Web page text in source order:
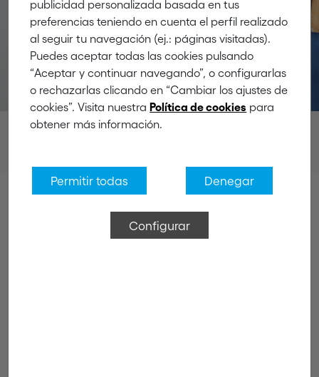
publicidad personalizada basada en tus
preferencias teniendo en cuenta el perfil realizado
al seguir tu navegación (ej.: páginas visitadas).
Puedes aceptar todas las cookies pulsando
“Aceptar y continuar navegando”, o configurarlas
o rechazarlas clicando en “Cambiar los ajustes de
cookies”. Visita nuestraPolítica de cookies para
obtener más información.
Permitir todas Denegar
Configurar
Innovació i creativitat
Productes
Famílies de Productes